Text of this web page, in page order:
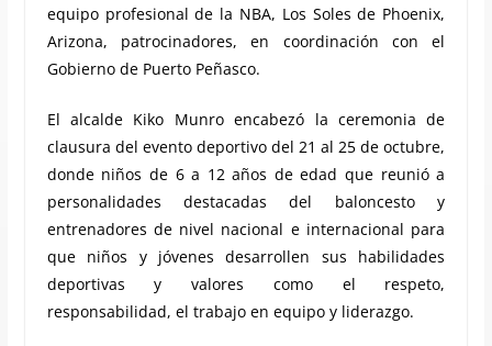
equipo profesional de la NBA, Los Soles de Phoenix,
Arizona, patrocinadores, en coordinación con el
Gobierno de Puerto Peñasco.
El alcalde Kiko Munro encabezó la ceremonia de
clausura del evento deportivo del 21 al 25 de octubre,
donde niños de 6 a 12 años de edad que reunió a
personalidades destacadas del baloncesto y
entrenadores de nivel nacional e internacional para
que niños y jóvenes desarrollen sus habilidades
deportivas y valores como el respeto,
responsabilidad, el trabajo en equipo y liderazgo.